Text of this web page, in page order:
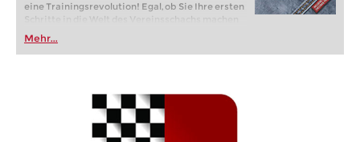
eine Trainingsrevolution! Egal, ob Sie Ihre ersten
Schritte in die Welt des Vereinsschachs machen
oder bereits auf Turnierniveau spielen: Mit
FRITZ trainieren Sie effizienter, intelligenter und
individueller als je zuvor.
Mehr...